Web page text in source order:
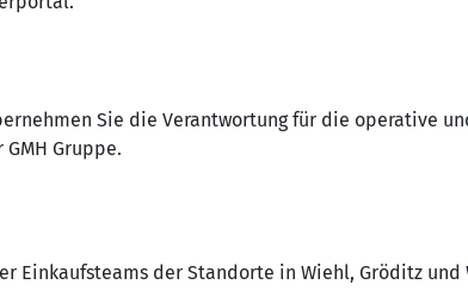
Sie die Verantwortung für die operative
Gruppe.
Einkaufsteams der Standorte in Wiehl, Gröditz und